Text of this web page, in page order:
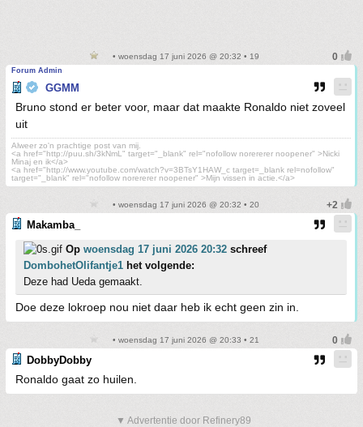
• woensdag 17 juni 2026 @ 20:32 • 19
Forum Admin
GGMM
Bruno stond er beter voor, maar dat maakte Ronaldo niet zoveel
uit
Alweer zo'n prachtige post van mij.
<a href="http://puu.sh/3kNmL" target="_blank" rel="nofollow norererer noopener" >Nicki
Minaj en ik</a>
<a href="http://www.youtube.com/watch?v=3BTsY1HAW_c target=_blank rel=nofollow"
target="_blank" rel="nofollow norererer noopener" >Mijn vissen in actie.</a>
• woensdag 17 juni 2026 @ 20:32 • 20
Makamba_
Op woensdag 17 juni 2026 20:32 schreef
DombohetOlifantje1 het volgende:
Deze had Ueda gemaakt.
Doe deze lokroep nou niet daar heb ik echt geen zin in.
• woensdag 17 juni 2026 @ 20:33 • 21
DobbyDobby
Ronaldo gaat zo huilen.
▼ Advertentie door Refinery89